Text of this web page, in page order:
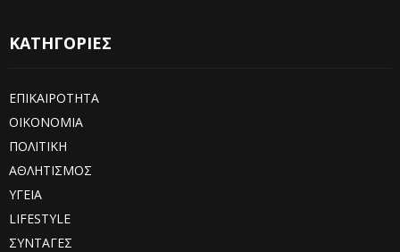
ΚΑΤΗΓΟΡΙΕΣ
ΕΠΙΚΑΙΡΟΤΗΤΑ
ΟΙΚΟΝΟΜΙΑ
ΠΟΛΙΤΙΚΗ
ΑΘΛΗΤΙΣΜΟΣ
ΥΓΕΙΑ
LIFESTYLE
ΣΥΝΤΑΓΕΣ